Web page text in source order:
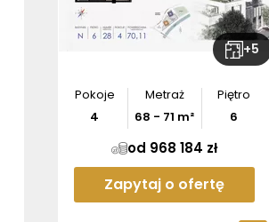
+5
Pokoje
4
Metraż
68 - 71 m²
Piętro
6
od 968 184 zł
Zapytaj o ofertę